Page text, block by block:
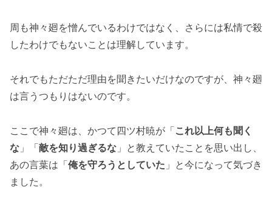
周も神々廻を憎んでいるわけではなく、さらには私情で殺
したわけでもないことは理解しています。
それでもただただ理由を聞きたいだけなのですが、神々廻
は言うつもりはないのです。
ここで神々廻は、かつて四ツ村暁が「これ以上何も聞く
な 」「敵を知り過ぎるな 」と教えていたことを思い出し、
あの言葉は「俺を守ろうとしていた 」と今になって気づき
ました。